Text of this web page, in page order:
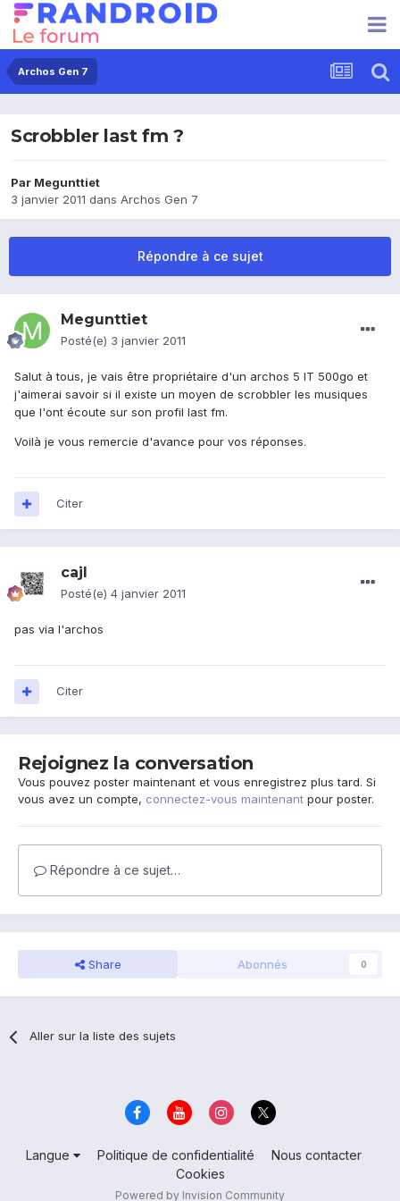
Archos Gen 7
Scrobbler last fm ?
Par Megunttiet
3 janvier 2011 dans Archos Gen 7
Répondre à ce sujet
Megunttiet
Posté(e) 3 janvier 2011
Salut à tous, je vais être propriétaire d'un archos 5 IT 500go et
j'aimerai savoir si il existe un moyen de scrobbler les musiques
que l'ont écoute sur son profil last fm.
Voilà je vous remercie d'avance pour vos réponses.
Citer
cajl
Posté(e) 4 janvier 2011
pas via l'archos
Citer
Rejoignez la conversation
Vous pouvez poster maintenant et vous enregistrez plus tard. Si
vous avez un compte, connectez-vous maintenant pour poster.
Répondre à ce sujet…
Share Abonnés 0
Aller sur la liste des sujets
Langue Politique de confidentialité
Nous contacter
Cookies
Powered by Invision Community